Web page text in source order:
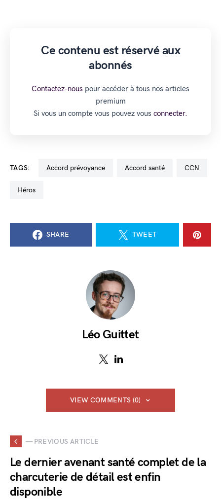
Ce contenu est réservé aux
abonnés
Contactez-nous pour accéder à tous nos articles
premium
Si vous un compte vous pouvez vous connecter.
TAGS: accord prévoyance accord santé CCN
Héros
SHARE TWEET
Léo Guittet
VIEW COMMENTS (0)
— PREVIOUS ARTICLE
Le dernier avenant santé complet de la
charcuterie de détail est enfin
disponible